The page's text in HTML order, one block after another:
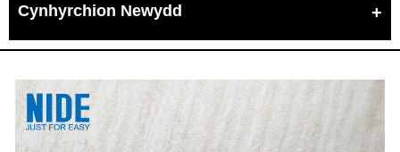
Cynhyrchion Newydd